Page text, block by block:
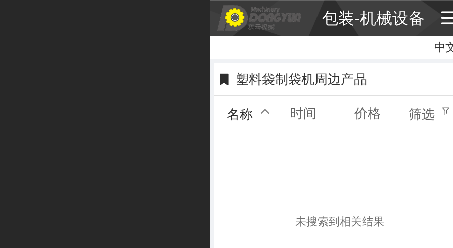
包装-机械设备
中
中
繁
塑料袋制袋机周边产品
名称 时间 价格 筛选
未搜索到相关结果